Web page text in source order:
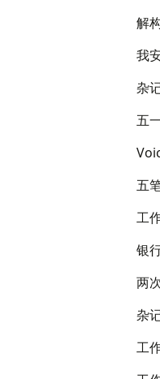
解
我
杂
五
五
工
银
两
杂
工